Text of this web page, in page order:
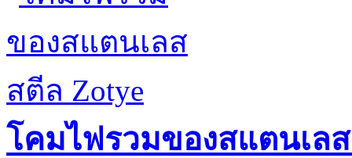
โคมไฟรวมของสแตนเล